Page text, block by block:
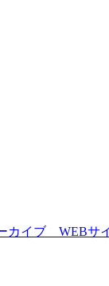
イブ WEBサイ